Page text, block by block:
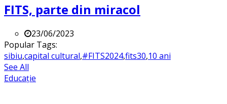
FITS, parte din miracol
23/06/2023
Popular Tags:
sibiu,capital cultural,#FITS2024,fits30,10 ani
See All
Educație